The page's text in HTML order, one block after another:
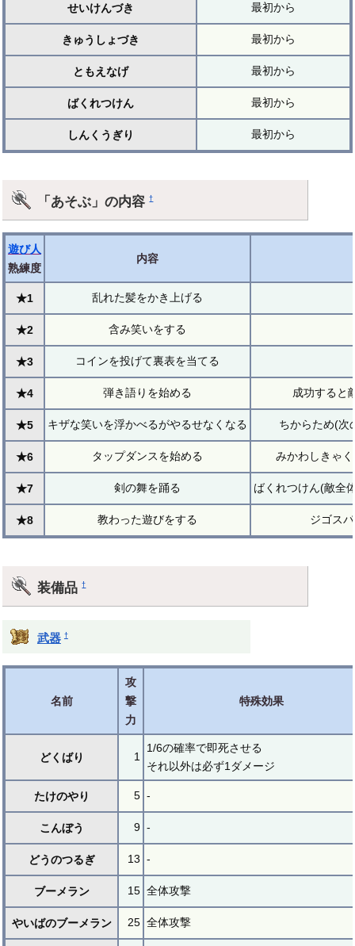
せいけんづき 最初から
きゅうしょづき 最初から
ともえなげ 最初から
ばくれつけん 最初から
しんくうぎり 最初から
「あそぶ」の内容†
遊び人
熟練度
内容
★1 乱れた髪をかき上げる
★2 含み笑いをする
★3 コインを投げて裏表を当てる
★4 弾き語りを始める 成功すると
★5 キザな笑いを浮かべるがやるせなくなる ちからため(次
★6 タップダンスを始める みかわしきゃ
★7 剣の舞を踊る ばくれつけん(敵全
★8 教わった遊びをする ジゴス
装備品†
武器 †
名前
攻
撃
力
特殊効果
どくばり 1
1/6の確率で即死させる
それ以外は必ず1ダメージ
たけのやり 5 -
こんぼう 9 -
どうのつるぎ 13 -
ブーメラン 15 全体攻撃
やいばのブーメラン 25 全体攻撃